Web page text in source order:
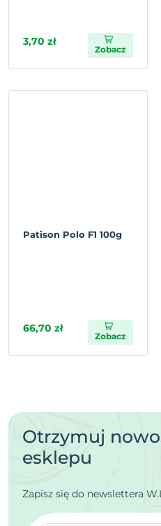
3,70 zł
Zobacz
Patison Polo F1 100g
66,70 zł
Zobacz
Otrzymuj
esklepu
Zapisz się do newslettera